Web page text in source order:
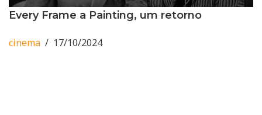
Every Frame a Painting, um retorno
cinema 17/10/2024